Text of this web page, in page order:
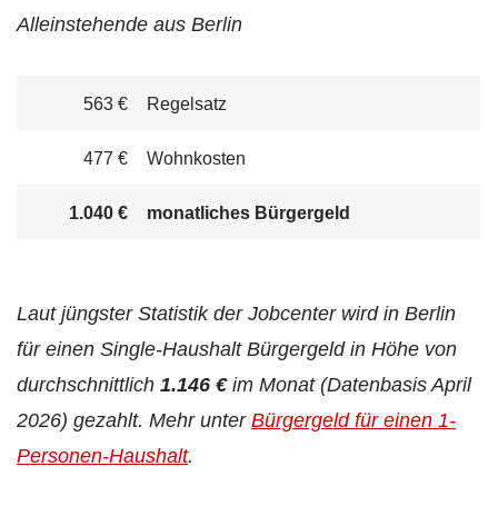
Alleinstehende aus Berlin
563 € Regelsatz
477 € Wohnkosten
1.040 € monatliches Bürgergeld
Laut jüngster Statistik der Jobcenter wird in Berlin
für einen Single-Haushalt Bürgergeld in Höhe von
durchschnittlich 1.146 €im Monat (Datenbasis April
2026) gezahlt. Mehr unter Bürgergeld für einen 1-
Personen-Haushalt.